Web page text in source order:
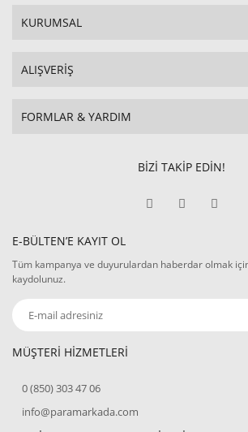
KURUMSAL
ALIŞVERİŞ
FORMLAR & YARDIM
BİZİ TAKİP EDİN!
E-BÜLTEN’E KAYIT OL
Tüm kampanya ve duyurulardan haberdar olmak
kaydolunuz.
MÜŞTERİ HİZMETLERİ
0 (850) 303 47 06
info@paramarkada.com